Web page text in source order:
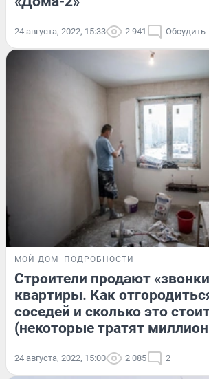
24 августа, 2022, 15:33 2 941 Обсудить
МОЙ ДОМ ПОДРОБНОСТИ
Строители продают
квартиры. Как
соседей и сколько это
(некоторые тратят
24 августа, 2022, 15:00 2 085 2